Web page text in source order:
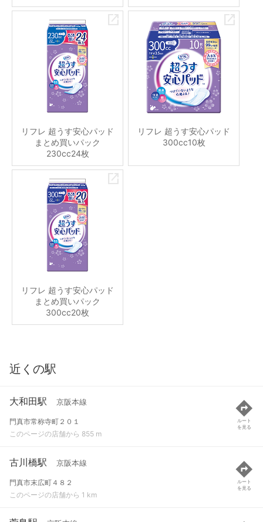
リフレ 超うす安心パッド
まとめ買いパック
230cc24枚
リフレ 超うす安心パッド
300cc10枚
リフレ 超うす安心パッド
まとめ買いパック
300cc20枚
近くの駅
大和田駅 京阪本線
門真市常称寺町２０１
このページの店舗から 855 m
ルート
を見る
古川橋駅 京阪本線
門真市末広町４８２
このページの店舗から 1 km
ルート
を見る